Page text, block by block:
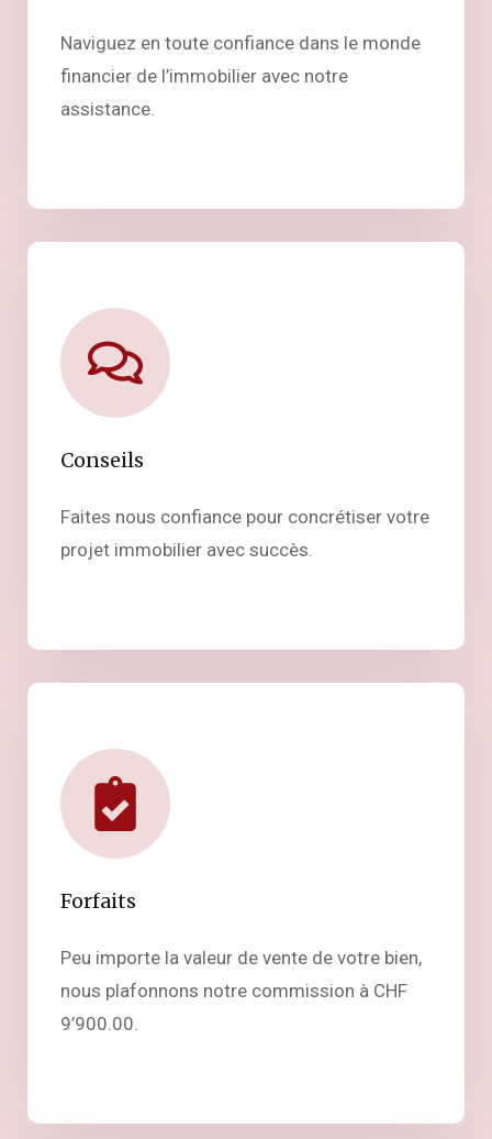
Naviguez en toute confiance dans le monde
financier de l’immobilier avec notre
assistance.
Conseils
Faites nous confiance pour concrétiser votre
projet immobilier avec succès.
Forfaits
Peu importe la valeur de vente de votre bien,
nous plafonnons notre commission à CHF
9’900.00.